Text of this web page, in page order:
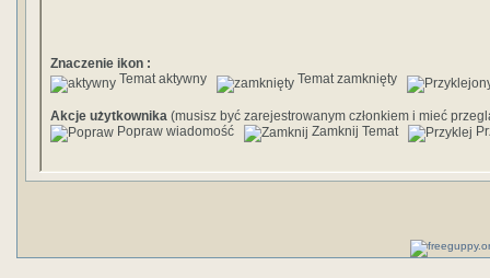
Znaczenie ikon :
Temat aktywny
Temat zamknięty
Akcje użytkownika (musisz być zarejestrowanym członkiem i mieć
Popraw wiadomość
Zamknij Temat